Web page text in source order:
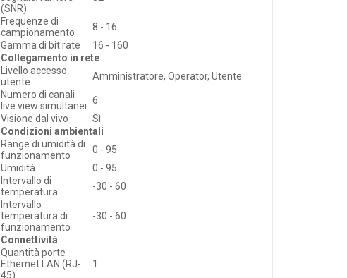
(SNR)
Frequenze di
campionamento
8 - 16
Gamma di bit rate
16 - 160
Collegamento in rete
Livello accesso
utente
Amministratore, Operator, Utente
Numero di canali
live view simultanei 6
Visione dal vivo
Sì
Condizioni ambientali
Range di umidità di
funzionamento
0 - 95
Umidità
0 - 95
Intervallo di
temperatura
-30 - 60
Intervallo
temperatura di
funzionamento
-30 - 60
Connettività
Quantità porte
Ethernet LAN (RJ-
45)
1